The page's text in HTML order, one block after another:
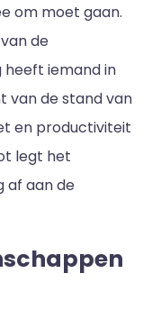
om moet gaan.
de
heeft iemand in
van de stand van
en productiviteit
legt het
af aan de